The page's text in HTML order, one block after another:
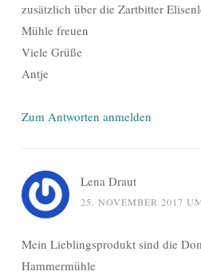
zusätzlich über die Zartbitter
Mühle freuen
Viele Grüße
Antje
Zum Antworten anmelden
Lena Draut
25. NOVEMBER 2017
Mein Lieblingsprodukt sind die
Hammermühle